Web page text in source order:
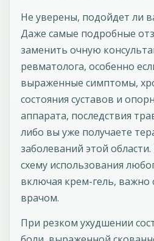
Не уверены, подойдет ли
Даже самые подробные
заменить очную
ревматолога, особенно
выраженные симптомы,
состояния суставов и
аппарата, последствия
либо вы уже получаете
заболеваний этой области.
схему использования
включая крем-гель, важно
врачом.
При резком ухудшении